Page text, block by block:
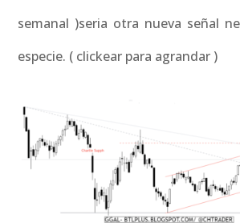
semanal )seria otra nueva señal
especie. ( clickear para agrandar )